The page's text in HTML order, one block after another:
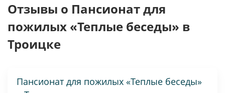
Отзывы о Пансионат для
пожилых «Теплые беседы» в
Троицке
Пансионат для пожилых «Теплые беседы»